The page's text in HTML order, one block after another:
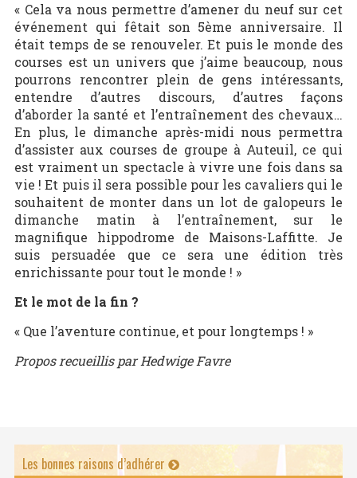
« Cela va nous permettre d’amener du neuf sur cet
événement qui fêtait son 5ème anniversaire. Il
était temps de se renouveler. Et puis le monde des
courses est un univers que j’aime beaucoup, nous
pourrons rencontrer plein de gens intéressants,
entendre d’autres discours, d’autres façons
d’aborder la santé et l’entraînement des chevaux…
En plus, le dimanche après-midi nous permettra
d’assister aux courses de groupe à Auteuil, ce qui
est vraiment un spectacle à vivre une fois dans sa
vie ! Et puis il sera possible pour les cavaliers qui le
souhaitent de monter dans un lot de galopeurs le
dimanche matin à l’entraînement, sur le
magnifique hippodrome de Maisons-Laffitte. Je
suis persuadée que ce sera une édition très
enrichissante pour tout le monde ! »
Et le mot de la fin ?
« Que l’aventure continue, et pour longtemps ! »
Propos recueillis par Hedwige Favre
Les bonnes raisons d’adhérer